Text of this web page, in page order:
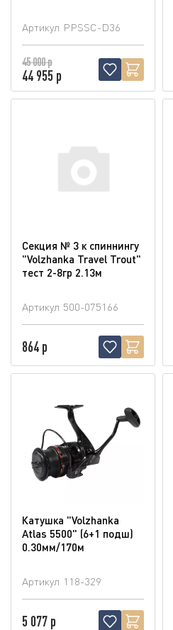
Артикул PPSSC-D36
45 000 р
44 955 р
Секция № 3 к спиннингу
"Volzhanka Travel Trout"
тест 2-8гр 2.13м
Артикул 500-075166
864 р
Катушка "Volzhanka
Atlas 5500" (6+1 подш)
0.30мм/170м
Артикул 118-329
5 077 р